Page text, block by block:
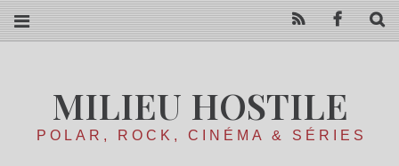
MILIEU HOSTILE
POLAR, ROCK, CINÉMA & SÉRIES
RSS